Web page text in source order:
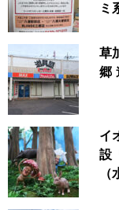
ミ
草
郷
イ
設